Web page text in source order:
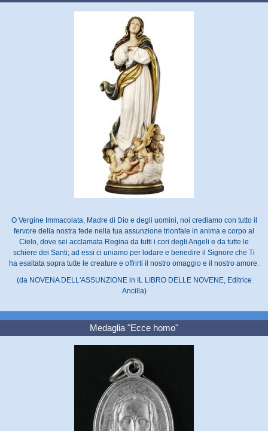
O Vergine Immacolata, Madre di Dio e degli uomini, noi crediamo con tutto il
fervore della nostra fede nella tua assunzione trionfale in anima e corpo al
Cielo, dove sei acclamata Regina da tutti i cori degli Angeli e da tutte le
schiere dei Santi; ad essi ci uniamo per lodare e benedire il Signore che Ti
ha esaltata sopra tutte le creature e offrirti il nostro omaggio e il nostro amore.
(da NOVENA DELL'ASSUNZIONE in IL LIBRO DELLE NOVENE, Editrice
Ancilla)
Medaglia "Ecce homo"